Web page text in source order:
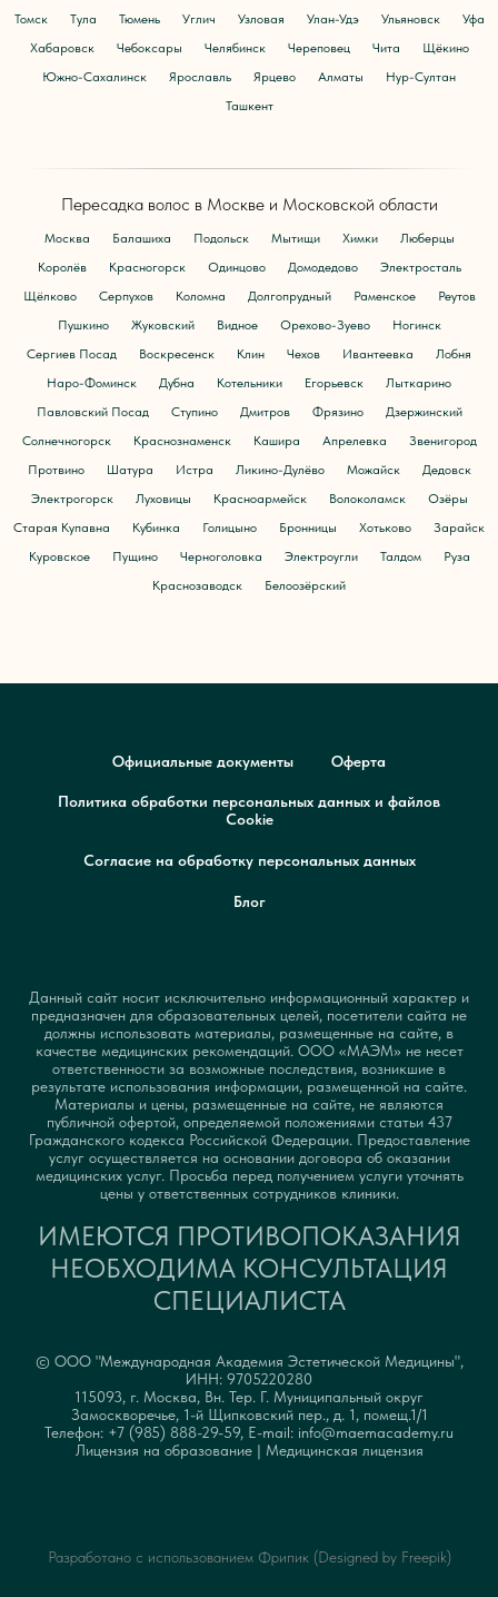
Томск
Тула Тюмень Углич Узловая Улан-Удэ Ульяновск
Уфа
Хабаровск
Чебоксары Челябинск Череповец Чита
Щёкино
Южно-Сахалинск
Ярославль Ярцево Алматы
Нур-Султан
Ташкент
Пересадка волос в Москве и Московской области
Москва Балашиха Подольск Мытищи Химки
Люберцы
Королёв
Красногорск Одинцово Домодедово
Электросталь
Щёлково
Серпухов Коломна Долгопрудный Раменское
Реутов
Пушкино
Жуковский Видное Орехово-Зуево
Ногинск
Сергиев Посад
Воскресенск Клин Чехов Ивантеевка
Лобня
Наро-Фоминск
Дубна Котельники Егорьевск
Лыткарино
Павловский Посад
Ступино Дмитров Фрязино
Дзержинский
Солнечногорск
Краснознаменск Кашира Апрелевка
Звенигород
Протвино
Шатура Истра Ликино-Дулёво Можайск
Дедовск
Электрогорск
Луховицы Красноармейск Волоколамск
Озёры
Старая Купавна
Кубинка Голицыно Бронницы Хотьково
Зарайск
Куровское
Пущино Черноголовка Электроугли Талдом
Руза
Краснозаводск
Белоозёрский
Официальные документы Оферта
Политика обработки персональных данных и файлов
Cookie
Согласие на обработку персональных данных
Блог
Данный сайт носит исключительно информационный характер и
предназначен для образовательных целей, посетители сайта не
должны использовать материалы, размещенные на сайте, в
качестве медицинских рекомендаций. ООО «МАЭМ» не несет
ответственности за возможные последствия, возникшие в
результате использования информации, размещенной на сайте.
Материалы и цены, размещенные на сайте, не являются
публичной офертой, определяемой положениями статьи 437
Гражданского кодекса Российской Федерации. Предоставление
услуг осуществляется на основании договора об оказании
медицинских услуг. Просьба перед получением услуги уточнять
цены у ответственных сотрудников клиники.
ИМЕЮТСЯ ПРОТИВОПОКАЗАНИЯ
НЕОБХОДИМА КОНСУЛЬТАЦИЯ
СПЕЦИАЛИСТА
© ООО "Международная Академия Эстетической Медицины",
ИНН: 9705220280
115093, г. Москва, Вн. Тер. Г. Муниципальный округ
Замоскворечье, 1-й Щипковский пер., д. 1, помещ.1/1
Телефон: +7 (985) 888-29-59, E-mail: info@maemacademy.ru
Лицензия на образование| Медицинская лицензия
Разработано с использованием Фрипик (Designed by Freepik)